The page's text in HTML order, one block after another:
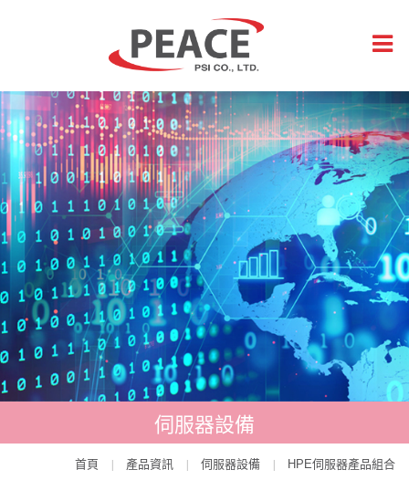
伺服器設備
首頁 產品資訊 伺服器設備 HPE伺服器產品組合